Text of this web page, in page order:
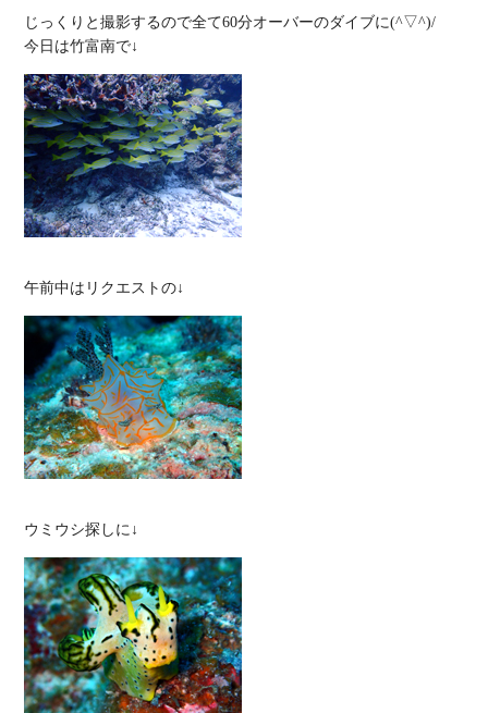
じっくりと撮影するので全て60分オーバーのダイブに(^▽^)/